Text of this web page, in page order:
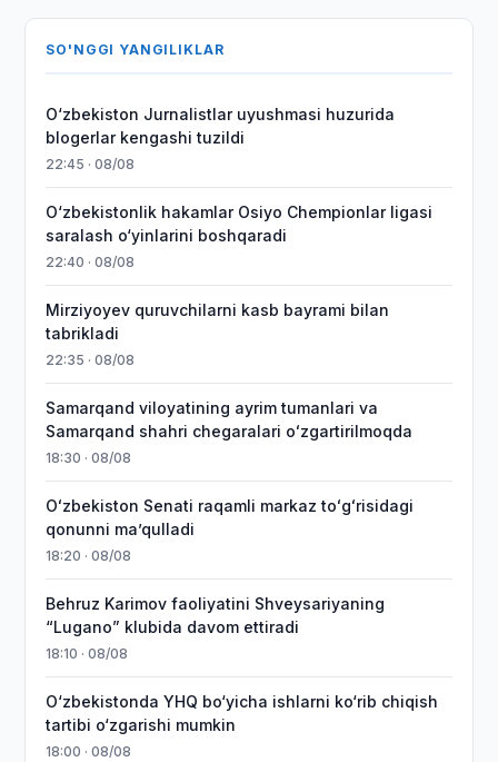
SO'NGGI YANGILIKLAR
O‘zbekiston Jurnalistlar uyushmasi huzurida
blogerlar kengashi tuzildi
22:45 · 08/08
O‘zbekistonlik hakamlar Osiyo Chempionlar ligasi
saralash o‘yinlarini boshqaradi
22:40 · 08/08
Mirziyoyev quruvchilarni kasb bayrami bilan
tabrikladi
22:35 · 08/08
Samarqand viloyatining ayrim tumanlari va
Samarqand shahri chegaralari oʻzgartirilmoqda
18:30 · 08/08
Oʻzbekiston Senati raqamli markaz toʻgʻrisidagi
qonunni maʼqulladi
18:20 · 08/08
Behruz Karimov faoliyatini Shveysariyaning
“Lugano” klubida davom ettiradi
18:10 · 08/08
O‘zbekistonda YHQ bo‘yicha ishlarni ko‘rib chiqish
tartibi o‘zgarishi mumkin
18:00 · 08/08